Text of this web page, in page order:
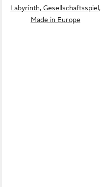
Labyrinth, Gesellschaftsspiel,
Made in Europe